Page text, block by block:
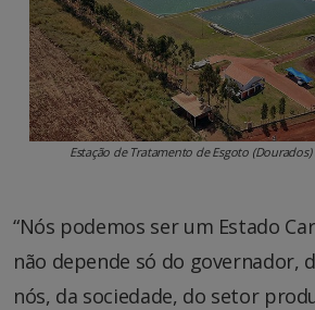
Estação de Tratamento de Esgoto
“Nós podemos ser um Estado
não depende só do governador,
nós, da sociedade, do setor